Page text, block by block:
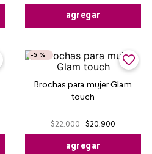
agregar
Brochas para mujer Glam
touch
-5 %
$22.000 $20.900
agregar